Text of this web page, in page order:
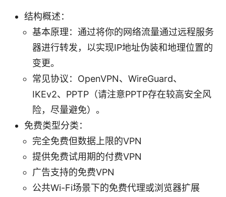
结构概述：
基本原理：通过将你的网络流量通过远程服务
器进行转发，以实现IP地址伪装和地理位置的
变更。
常见协议：OpenVPN、WireGuard、
IKEv2、PPTP（请注意PPTP存在较高安全风
险，尽量避免）。
免费类型分类：
完全免费但数据上限的VPN
提供免费试用期的付费VPN
广告支持的免费VPN
公共Wi-Fi场景下的免费代理或浏览器扩展